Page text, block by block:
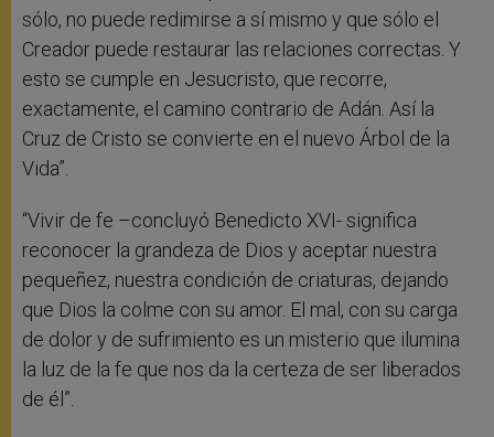
sólo, no puede redimirse a sí mismo y que sólo el
Creador puede restaurar las relaciones correctas. Y
esto se cumple en Jesucristo, que recorre,
exactamente, el camino contrario de Adán. Así la
Cruz de Cristo se convierte en el nuevo Árbol de la
Vida”.
“Vivir de fe –concluyó Benedicto XVI- significa
reconocer la grandeza de Dios y aceptar nuestra
pequeñez, nuestra condición de criaturas, dejando
que Dios la colme con su amor. El mal, con su carga
de dolor y de sufrimiento es un misterio que ilumina
la luz de la fe que nos da la certeza de ser liberados
de él”.